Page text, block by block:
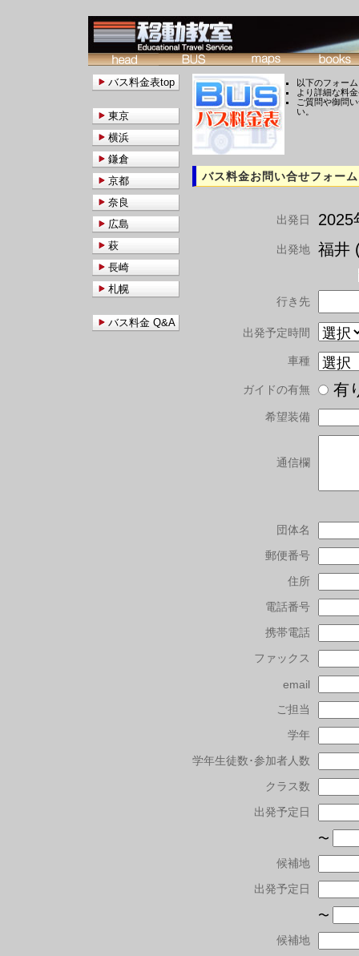
以下のフォー
より詳細な料
ご質問や御問
い。
バス料金お問い合せフォーム
出発日 2025
出発地 福井
行き先
出発予定時間
車種
ガイドの有無
希望装備
通信欄
団体名
郵便番号
住所
電話番号
携帯電話
ファックス
email
ご担当
学年
学年生徒数･参加者人数
クラス数
出発予定日
〜
候補地
出発予定日
〜
候補地
バス料金表top
東京
横浜
鎌倉
京都
奈良
広島
萩
長崎
札幌
バス料金 Q&A